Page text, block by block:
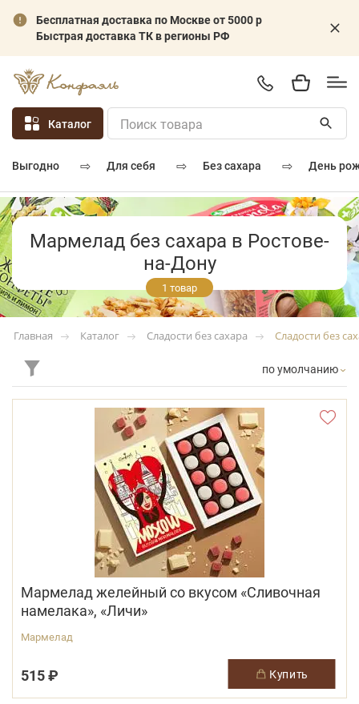
Бесплатная доставка по Москве от 5000 р
Быстрая доставка ТК в регионы РФ
Каталог
выгодно ⇨ для себя ⇨ без сахара ⇨ день
Мармелад без сахара в Ростове-
на-Дону
1 товар
Главная Каталог Сладости без сахара Сладости без
по умолчанию
Мармелад желейный со вкусом «Сливочная
намелака», «Личи»
Мармелад
515 ₽ купить